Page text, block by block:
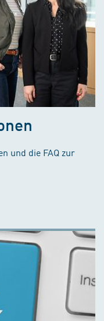
und die FAQ zur